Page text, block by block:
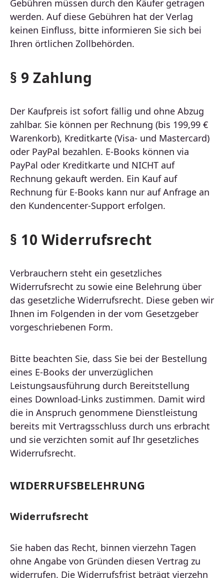
Gebühren müssen durch den Käufer getragen
werden. Auf diese Gebühren hat der Verlag
keinen Einfluss, bitte informieren Sie sich bei
Ihren örtlichen Zollbehörden.
§ 9 Zahlung
Der Kaufpreis ist sofort fällig und ohne Abzug
zahlbar. Sie können per Rechnung (bis 199,99 €
Warenkorb), Kreditkarte (Visa- und Mastercard)
oder PayPal bezahlen. E-Books können via
PayPal oder Kreditkarte und NICHT auf
Rechnung gekauft werden. Ein Kauf auf
Rechnung für E-Books kann nur auf Anfrage an
den Kundencenter-Support erfolgen.
§ 10 Widerrufsrecht
Verbrauchern steht ein gesetzliches
Widerrufsrecht zu sowie eine Belehrung über
das gesetzliche Widerrufsrecht. Diese geben wir
Ihnen im Folgenden in der vom Gesetzgeber
vorgeschriebenen Form.
Bitte beachten Sie, dass Sie bei der Bestellung
eines E-Books der unverzüglichen
Leistungsausführung durch Bereitstellung
eines Download-Links zustimmen. Damit wird
die in Anspruch genommene Dienstleistung
bereits mit Vertragsschluss durch uns erbracht
und sie verzichten somit auf Ihr gesetzliches
Widerrufsrecht.
WIDERRUFSBELEHRUNG
Widerrufsrecht
Sie haben das Recht, binnen vierzehn Tagen
ohne Angabe von Gründen diesen Vertrag zu
widerrufen. Die Widerrufsfrist beträgt vierzehn